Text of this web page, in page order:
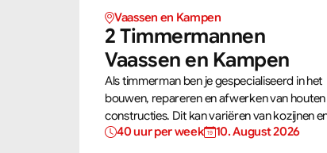
Vaassen en Kampen
2 Timmermannen
Vaassen en Kampen
Als timmerman ben je gespecialiseerd in het
bouwen, repareren en afwerken van houten
constructies. Dit kan variëren van kozijnen
trappen tot complete dakconstructies en
40 uur per week 10. August 2026